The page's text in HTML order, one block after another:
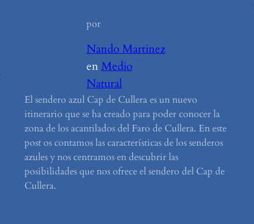
por
Nando Martinez
enMedio
Natural
El sendero azul Cap de Cullera es un nuevo
itinerario que se ha creado para poder conocer la
zona de los acantilados del Faro de Cullera. En este
post os contamos las características de los senderos
azules y nos centramos en descubrir las
posibilidades que nos ofrece el sendero del Cap de
Cullera.